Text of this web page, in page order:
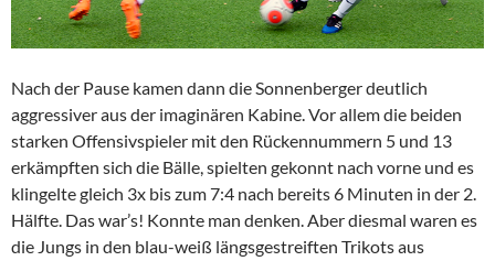
Nach der Pause kamen dann die Sonnenberger deutlich
aggressiver aus der imaginären Kabine. Vor allem die beiden
starken Offensivspieler mit den Rückennummern 5 und 13
erkämpften sich die Bälle, spielten gekonnt nach vorne und es
klingelte gleich 3x bis zum 7:4 nach bereits 6 Minuten in der 2.
Hälfte. Das war’s! Konnte man denken. Aber diesmal waren es
die Jungs in den blau-weiß längsgestreiften Trikots aus